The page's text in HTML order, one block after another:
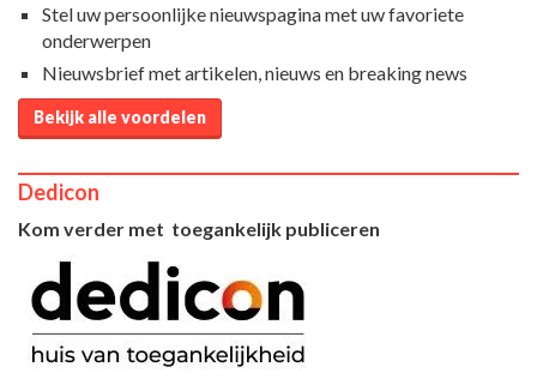
Stel uw persoonlijke nieuwspagina met uw favoriete
onderwerpen
Nieuwsbrief met artikelen, nieuws en breaking news
Bekijk alle voordelen
Dedicon
Kom verder met toegankelijk publiceren